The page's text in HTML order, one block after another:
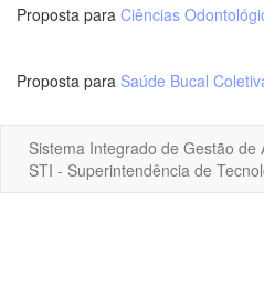
Proposta para Ciências
Proposta para Saúde Bucal
Sistema Integrado de Gestão de
STI - Superintendência de